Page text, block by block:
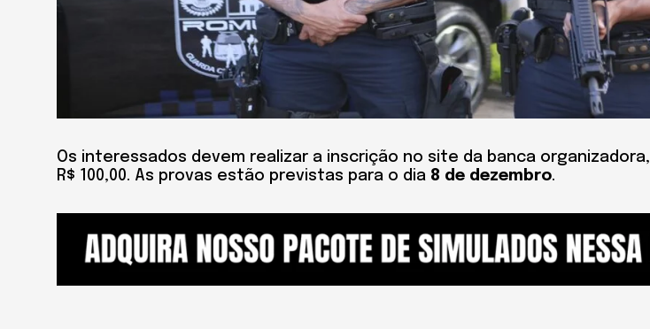
Os interessados devem realizar a inscrição no site da banca organizadora,
R$ 100,00. As provas estão previstas para o dia 8 de dezembro.